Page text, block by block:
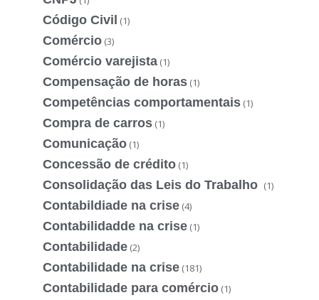
Código Civil (1)
Comércio (3)
Comércio varejista (1)
Compensação de horas (1)
Competências comportamentais (1)
Compra de carros (1)
Comunicação (1)
Concessão de crédito (1)
Consolidação das Leis do Trabalho (1)
Contabildiade na crise (4)
Contabilidadde na crise (1)
Contabilidade (2)
Contabilidade na crise (181)
Contabilidade para comércio (1)